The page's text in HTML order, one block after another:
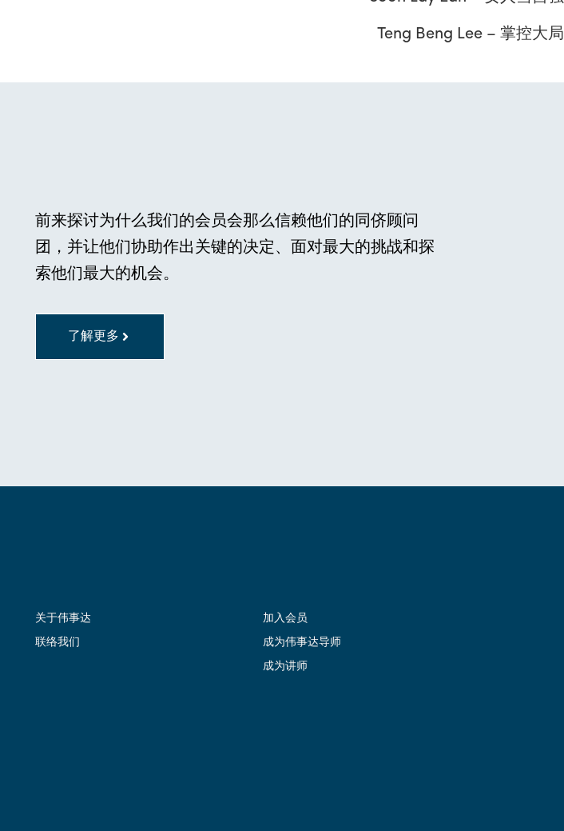
Teng Beng Lee – 掌控大局
前来探讨为什么我们的会员会那么信赖他们的同侪顾问
团，并让他们协助作出关键的决定、面对最大的挑战和探
索他们最大的机会。
了解更多
关于伟事达
联络我们
加入会员
成为伟事达导师
成为讲师